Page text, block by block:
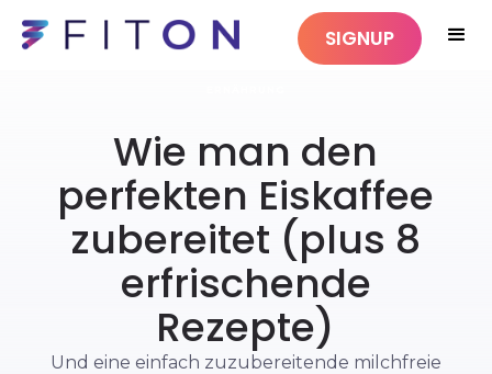
SIGNUP
Wie man den
perfekten Eiskaffee
zubereitet (plus 8
erfrischende
Rezepte)
Und eine einfach zuzubereitende milchfreie